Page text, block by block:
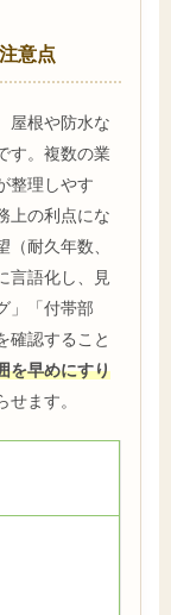
意点
屋根や防水な
す。複数の業
整理しやす
上の利点にな
耐久年数、
言語化し、見
」「付帯部
確認すること
を早めにすり
ます。